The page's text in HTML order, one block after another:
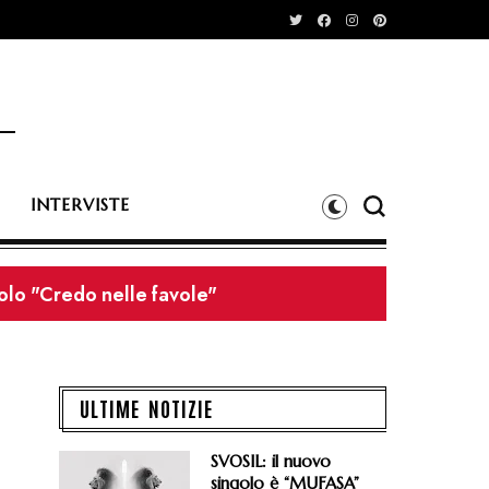
INTERVISTE
"Credo nelle favole"
Litfiba e il 27/08 dei Wolfmother
ULTIME NOTIZIE
SVOSIL: il nuovo
singolo è “MUFASA”